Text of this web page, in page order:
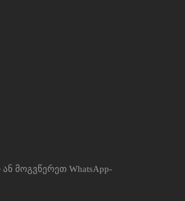
მოგვწერეთ WhatsApp-